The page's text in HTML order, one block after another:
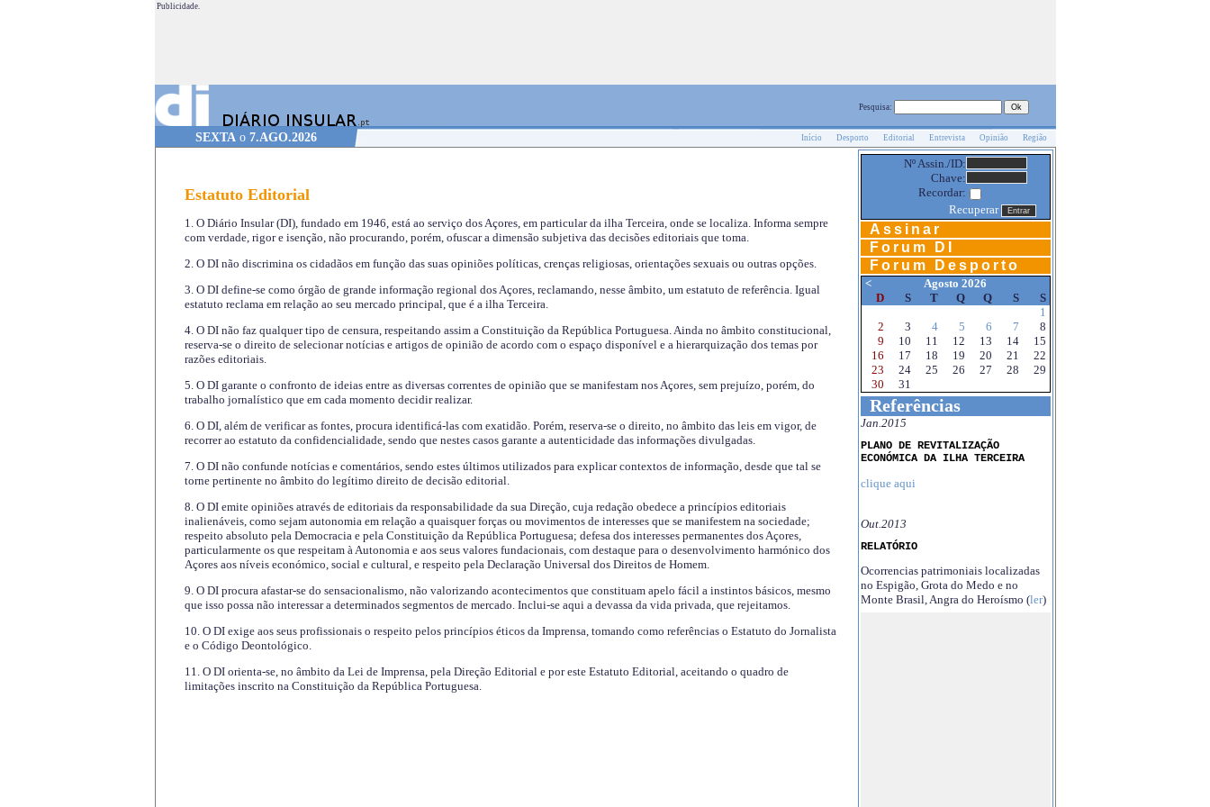
Publicidade.
Pesquisa:
SEXTAo 7.AGO.2026 Início Desporto Editorial Entrevista Opinião Região
Estatuto Editorial
1. O Diário Insular (DI), fundado em 1946, está ao serviço dos Açores, em particular da ilha Terceira, onde se localiza. Informa sempre
com verdade, rigor e isenção, não procurando, porém, ofuscar a dimensão subjetiva das decisões editoriais que toma.
2. O DI não discrimina os cidadãos em função das suas opiniões políticas, crenças religiosas, orientações sexuais ou outras opções.
3. O DI define-se como órgão de grande informação regional dos Açores, reclamando, nesse âmbito, um estatuto de referência. Igual
estatuto reclama em relação ao seu mercado principal, que é a ilha Terceira.
4. O DI não faz qualquer tipo de censura, respeitando assim a Constituição da República Portuguesa. Ainda no âmbito constitucional,
reserva-se o direito de selecionar notícias e artigos de opinião de acordo com o espaço disponível e a hierarquização dos temas por
razões editoriais.
5. O DI garante o confronto de ideias entre as diversas correntes de opinião que se manifestam nos Açores, sem prejuízo, porém, do
trabalho jornalístico que em cada momento decidir realizar.
6. O DI, além de verificar as fontes, procura identificá-las com exatidão. Porém, reserva-se o direito, no âmbito das leis em vigor, de
recorrer ao estatuto da confidencialidade, sendo que nestes casos garante a autenticidade das informações divulgadas.
7. O DI não confunde notícias e comentários, sendo estes últimos utilizados para explicar contextos de informação, desde que tal se
torne pertinente no âmbito do legítimo direito de decisão editorial.
8. O DI emite opiniões através de editoriais da responsabilidade da sua Direção, cuja redação obedece a princípios editoriais
inalienáveis, como sejam autonomia em relação a quaisquer forças ou movimentos de interesses que se manifestem na sociedade;
respeito absoluto pela Democracia e pela Constituição da República Portuguesa; defesa dos interesses permanentes dos Açores,
particularmente os que respeitam à Autonomia e aos seus valores fundacionais, com destaque para o desenvolvimento harmónico dos
Açores aos níveis económico, social e cultural, e respeito pela Declaração Universal dos Direitos de Homem.
9. O DI procura afastar-se do sensacionalismo, não valorizando acontecimentos que constituam apelo fácil a instintos básicos, mesmo
que isso possa não interessar a determinados segmentos de mercado. Inclui-se aqui a devassa da vida privada, que rejeitamos.
10. O DI exige aos seus profissionais o respeito pelos princípios éticos da Imprensa, tomando como referências o Estatuto do Jornalista
e o Código Deontológico.
11. O DI orienta-se, no âmbito da Lei de Imprensa, pela Direção Editorial e por este Estatuto Editorial, aceitando o quadro de
limitações inscrito na Constituição da República Portuguesa.
Nº Assin./ID:
Chave:
Recordar:
Recuperar
Assinar
Forum DI
Forum Desporto
<
Agosto 2026
D
S T Q Q S
S
1
2
3 4 5 6 7
8
9
10 11 12 13 14
15
16
17 18 19 20 21
22
23
24 25 26 27 28
29
30
31
Referências
Jan.2015
PLANO DE REVITALIZAÇÃO
ECONÓMICA DA ILHA TERCEIRA
clique aqui
Out.2013
RELATÓRIO
Ocorrencias patrimoniais localizadas
no Espigão, Grota do Medo e no
Monte Brasil, Angra do Heroísmo (ler)